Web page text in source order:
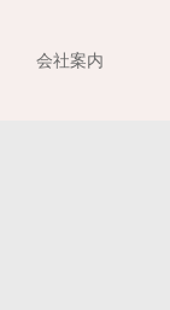
会社案内